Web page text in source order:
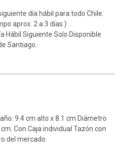
día hábil para todo Chile.
aprox. 2 a 3 días.)
Hábil Siguiente Solo Disponible
Santiago.
9.4 cm alto x 8.1 cm Diámetro
Con Caja individual Tazón con
del mercado.